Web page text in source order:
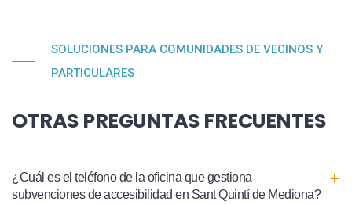
SOLUCIONES PARA COMUNIDADES DE VECINOS Y
PARTICULARES
OTRAS PREGUNTAS FRECUENTES
¿Cuál es el teléfono de la oficina que gestiona
subvenciones de accesibilidad en Sant Quintí de Mediona?